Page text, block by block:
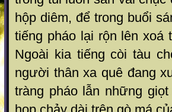
hộp diêm, để trong buổi
tiếng pháo lại rộn lên xoá
Ngoài kia tiếng còi tàu
người thân xa quê đang
tràng pháo lẫn những